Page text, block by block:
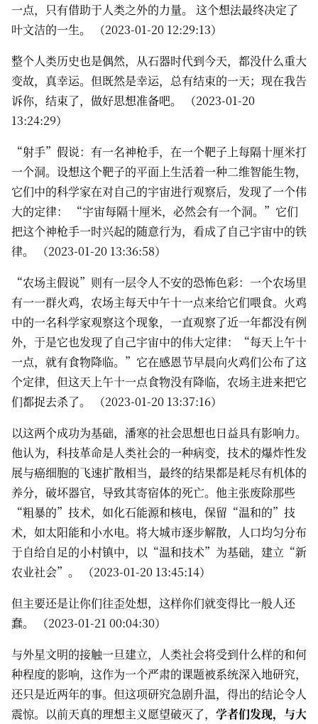
一点，只有借助于人类之外的力量。 这个想法最终决定了
叶文洁的一生。 （2023-01-20 12:29:13）
整个人类历史也是偶然，从石器时代到今天，都没什么重大
变故，真幸运。但既然是幸运，总有结束的一天；现在我告
诉你，结束了，做好思想准备吧。 （2023-01-20
13:24:29）
“射手”假说：有一名神枪手，在一个靶子上每隔十厘米打
一个洞。设想这个靶子的平面上生活着一种二维智能生物，
它们中的科学家在对自己的宇宙进行观察后，发现了一个伟
大的定律： “宇宙每隔十厘米，必然会有一个洞。”它们
把这个神枪手一时兴起的随意行为，看成了自己宇宙中的铁
律。 （2023-01-20 13:36:58）
“农场主假说”则有一层令人不安的恐怖色彩：一个农场里
有一一群火鸡，农场主每天中午十一点来给它们喂食。火鸡
中的一名科学家观察这个现象，一直观察了近一年都没有例
外，于是它也发现了自己宇宙中的伟大定律：“每天上午十
一点，就有食物降临。”它在感恩节早晨向火鸡们公布了这
个定律，但这天上午十一点食物没有降临，农场主进来把它
们都捉去杀了。 （2023-01-20 13:37:16）
以这两个成功为基础，潘寒的社会思想也日益具有影响力。
他认为，科技革命是人类社会的一种病变，技术的爆炸性发
展与癌细胞的飞速扩散相当，最终的结果都是耗尽有机体的
养分，破坏器官，导致其寄宿体的死亡。他主张废除那些
“粗暴的”技术，如化石能源和核电，保留“温和的”技
术，如太阳能和小水电。将大城市逐步解散，人口均匀分布
于自给自足的小村镇中，以“温和技术”为基础，建立“新
农业社会”。 （2023-01-20 13:45:14）
但主要还是让你们往歪处想，这样你们就变得比一般人还
蠢。 （2023-01-21 00:04:30）
与外星文明的接触一旦建立，人类社会将受到什么样的和何
种程度的影响，这作为一个严肃的课题被系统深入地研究，
还只是近两年的事。但这项研究急剧升温，得出的结论令人
震惊。以前天真的理想主义愿望破灭了， 学者们发现，与大